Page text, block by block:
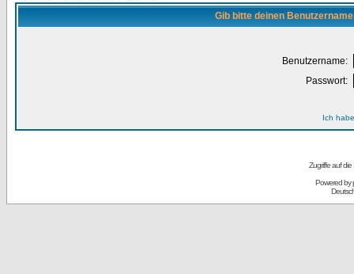
Gib bitte deinen
Benutzername:
Passwort:
Ich
Zugriffe auf
Powered by